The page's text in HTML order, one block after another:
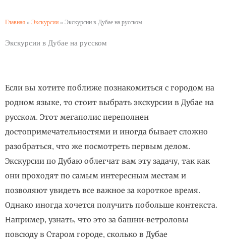
Главная »Экскурсии»Экскурсии в Дубае на русском
Экскурсии в Дубае на русском
Если вы хотите поближе познакомиться с городом на
родном языке, то стоит выбрать экскурсии в Дубае на
русском. Этот мегаполис переполнен
достопримечательностями и иногда бывает сложно
разобраться, что же посмотреть первым делом.
Экскурсии по Дубаю облегчат вам эту задачу, так как
они проходят по самым интересным местам и
позволяют увидеть все важное за короткое время.
Однако иногда хочется получить побольше контекста.
Например, узнать, что это за башни-ветроловы
повсюду в Старом городе, сколько в Дубае